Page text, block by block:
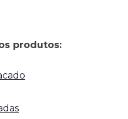
produtos: